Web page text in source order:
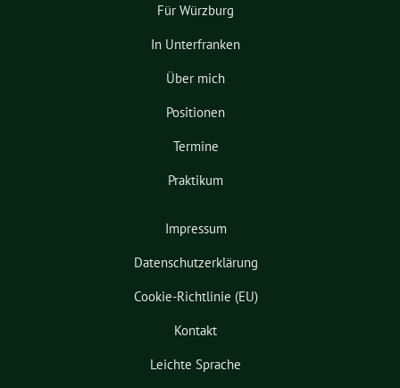
Für Würzburg
In Unterfranken
Über mich
Positionen
Termine
Praktikum
Impressum
Datenschutzerklärung
Cookie-Richtlinie (EU)
Kontakt
Leichte Sprache